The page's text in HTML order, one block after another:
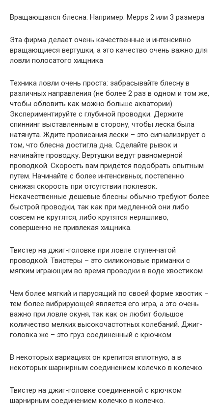
Вращающаяся блесна. Например: Mepps 2 или 3 размера
Эта фирма делает очень качественные и интенсивно
вращающиеся вертушки, а это качество очень важно для
ловли полосатого хищника
Техника ловли очень проста: забрасывайте блесну в
различных направления (не более 2 раз в одном и том же,
чтобы обловить как можно больше акватории).
Экспериментируйте с глубиной проводки. Держите
спиннинг выставленным в сторону, чтобы леска была
натянута. Ждите провисания лески – это сигнализирует о
том, что блесна достигла дна. Сделайте рывок и
начинайте проводку. Вертушки ведут равномерной
проводкой. Скорость вам придётся подобрать опытным
путем. Начинайте с более интенсивных, постепенно
снижая скорость при отсутствии поклевок.
Некачественные дешевые блесны обычно требуют более
быстрой проводки, так как при медленной они либо
совсем не крутятся, либо крутятся неряшливо,
совершенно не привлекая хищника.
Твистер на джиг-головке при ловле ступенчатой
проводкой. Твистеры – это силиконовые приманки с
мягким играющим во время проводки в воде хвостиком
Чем более мягкий и парусящий по своей форме хвостик –
тем более вибрирующей является его игра, а это очень
важно при ловле окуня, так как он любит большое
количество мелких высокочастотных колебаний. Джиг-
головка же – это груз соединенный с крючком
В некоторых вариациях он крепится вплотную, а в
некоторых шарнирным соединением колечко в колечко.
Твистер на джиг-головке соединенной с крючком
шарнирным соединением колечко в колечко.